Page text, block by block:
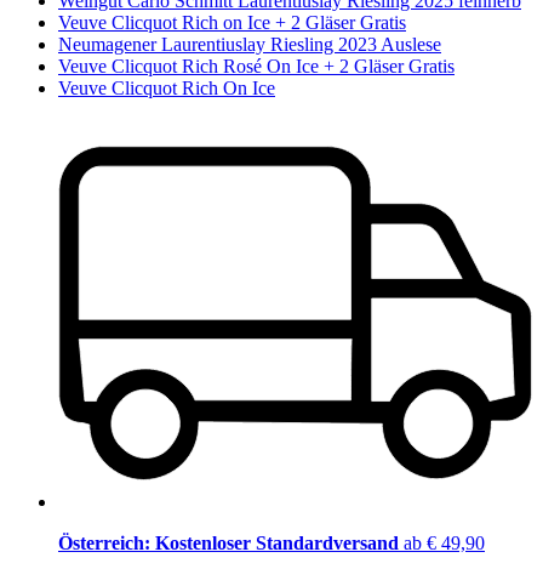
Veuve Clicquot Rich on Ice + 2 Gläser Gratis
Neumagener Laurentiuslay Riesling 2023 Auslese
Veuve Clicquot Rich Rosé On Ice + 2 Gläser Gratis
Veuve Clicquot Rich On Ice
Österreich: Kostenloser Standardversand ab € 49,90